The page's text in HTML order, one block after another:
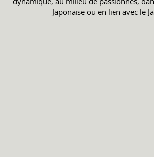
Japonaise ou en lien avec le